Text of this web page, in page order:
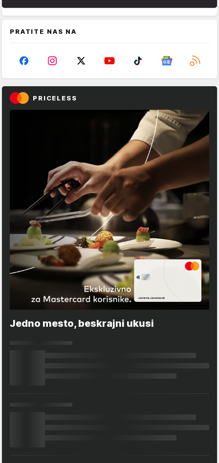
PRATITE NAS NA
PRICELESS
Jedno mesto, beskrajni ukusi